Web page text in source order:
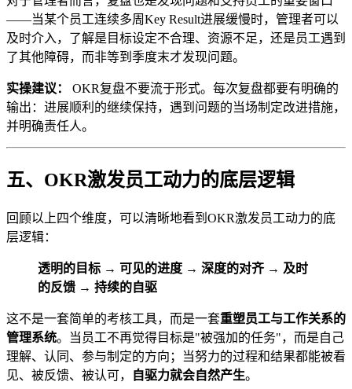
——当某个员工连续多周Key Result进展缓慢时，管理者可以
及时介入，了解是目标设定不合理、资源不足，还是员工遇到
了其他障碍，而非等到季度末才发现问题。
实操建议：
OKR复盘不要流于形式。每次复盘都要有明确的
输出：进展顺利的继续保持，遇到问题的当场制定改进措施，
并明确责任人。
五、OKR激发员工动力的底层逻辑
回顾以上四个维度，可以清晰地看到OKR激发员工动力的底
层逻辑：
透明的目标 → 可见的进度 → 深度的对齐 → 及时
的反馈 → 持续的自驱
这不是一套简单的考核工具，而是一套重塑员工与工作关系的
管理系统。当员工不再觉得目标是"被强加的任务"，而是自己
理解、认同、参与制定的方向；当努力的过程和结果都能被看
见、被反馈、被认可，
自驱力就会自然产生。